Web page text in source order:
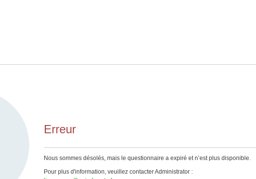
Erreur
Nous sommes désolés, mais le questionnaire a expiré et n’est plus disponible.
Pour plus d'information, veuillez contacter Administrator :